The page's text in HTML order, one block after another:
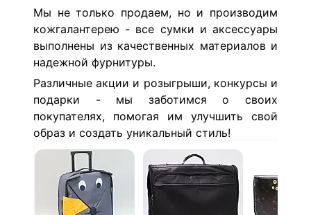
Мы не только продаем, но и производим
кожгалантерею - все сумки и аксессуары
выполнены из качественных материалов и
надежной фурнитуры.
Различные акции и розыгрыши, конкурсы и
подарки - мы заботимся о своих
покупателях, помогая им улучшить свой
образ и создать уникальный стиль!